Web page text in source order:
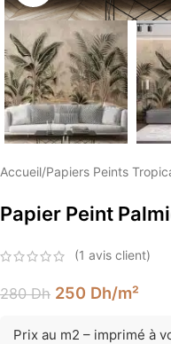
Accueil/Papiers Peints
Papier Peint
(1 avis client)
280Dh 250 Dh/m²
Prix au m2 – imprimé à